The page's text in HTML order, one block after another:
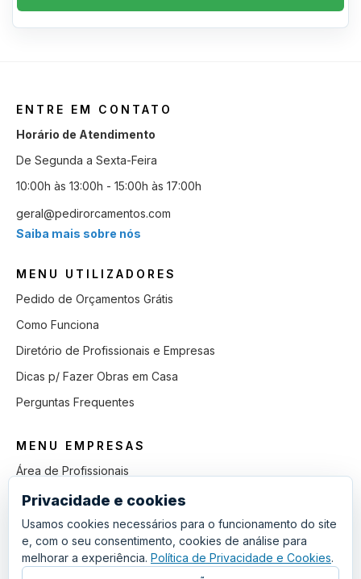
ENTRE EM CONTATO
Horário de Atendimento
De Segunda a Sexta-Feira
10:00h às 13:00h - 15:00h às 17:00h
geral@pedirorcamentos.com
Saiba mais sobre nós
MENU UTILIZADORES
Pedido de Orçamentos Grátis
Como Funciona
Diretório de Profissionais e Empresas
Dicas p/ Fazer Obras em Casa
Perguntas Frequentes
MENU EMPRESAS
Área de Profissionais
Como Funciona
Lista de Pedidos em Aberto
Como Ganhar mais Obras
Perguntas Frequentes
Privacidade e cookies
Usamos cookies necessários para o funcionamento do site
e, com o seu consentimento, cookies de análise para
melhorar a experiência. Política de Privacidade e Cookies.